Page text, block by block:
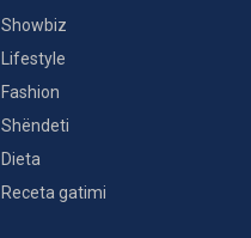
Showbiz
Lifestyle
Fashion
Shëndeti
Dieta
Receta gatimi